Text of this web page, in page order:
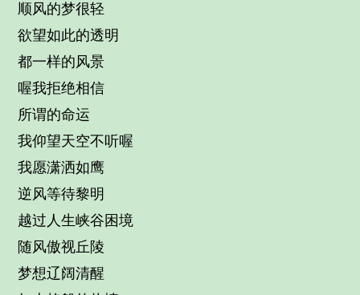
顺风的梦很轻
欲望如此的透明
都一样的风景
喔我拒绝相信
所谓的命运
我仰望天空不听喔
我愿潇洒如鹰
逆风等待黎明
越过人生峡谷困境
随风傲视丘陵
梦想辽阔清醒